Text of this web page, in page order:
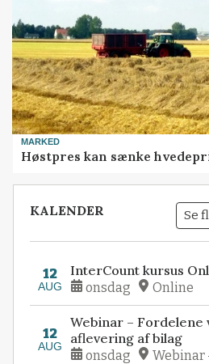
MARKED
Høstpres kan sænke
KALENDER Se
12
AUG
InterCount kursus
onsdag Online
12
AUG
Webinar – Fordelene
aflevering af bilag
onsdag Webinar